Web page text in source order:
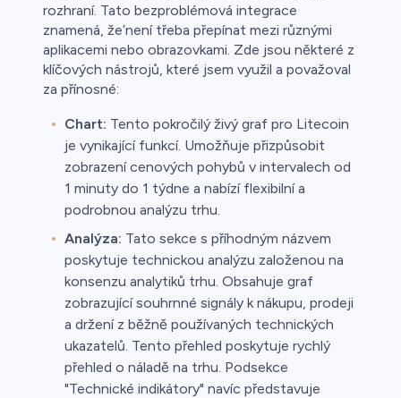
rozhraní. Tato bezproblémová integrace
znamená, že’není třeba přepínat mezi různými
aplikacemi nebo obrazovkami. Zde jsou některé z
klíčových nástrojů, které jsem využil a považoval
za přínosné:
Chart: Tento pokročilý živý graf pro Litecoin
je vynikající funkcí. Umožňuje přizpůsobit
zobrazení cenových pohybů v intervalech od
1 minuty do 1 týdne a nabízí flexibilní a
podrobnou analýzu trhu.
Analýza: Tato sekce s příhodným názvem
poskytuje technickou analýzu založenou na
konsenzu analytiků trhu. Obsahuje graf
zobrazující souhrnné signály k nákupu, prodeji
a držení z běžně používaných technických
ukazatelů. Tento přehled poskytuje rychlý
přehled o náladě na trhu. Podsekce
"Technické indikátory" navíc představuje